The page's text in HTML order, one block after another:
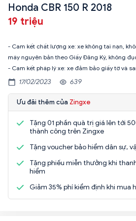
Honda CBR 150 R 2018
19 triệu
- Cam kết chất lượng xe: xe không tai nạn,
máy nguyên bản theo Giấy Đăng Ký, không
- Cam kết pháp lý xe: xe đảm bảo giấy tờ và
17/02/2023 639
Ưu đãi thêm của Zingxe
Tặng 01 phần quà trị giá lên tới
thành công trên Zingxe
Tặng voucher bảo hiểm dân sự,
Tặng phiếu miễn thưởng khi
hiểm
Giảm 35% phí kiểm định khi mua